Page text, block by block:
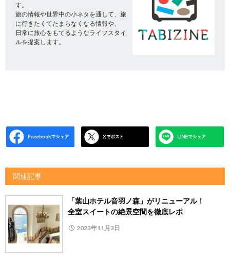
す。
旅の情報や世界中の小ネタを通して、旅
に行きたくてたまらなくなる情報や、
日常に旅心をもてるようなライフスタイ
ルを提案します。
関連記事
「葉山ホテル音羽ノ森」がリニューアル！
全室スイートの絶景空間を徹底レポ
2023年11月3日